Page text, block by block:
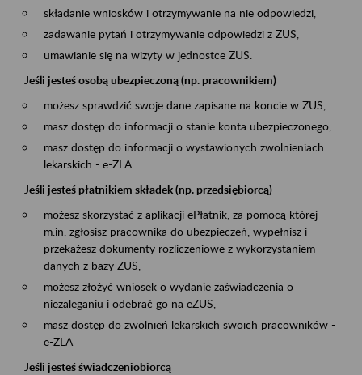
składanie wniosków i otrzymywanie na nie odpowiedzi,
zadawanie pytań i otrzymywanie odpowiedzi z ZUS,
umawianie się na wizyty w jednostce ZUS.
Jeśli jesteś osobą ubezpieczoną (np. pracownikiem)
możesz sprawdzić swoje dane zapisane na koncie w ZUS,
masz dostęp do informacji o stanie konta ubezpieczonego,
masz dostęp do informacji o wystawionych zwolnieniach
lekarskich - e-ZLA
Jeśli jesteś płatnikiem składek (np. przedsiębiorcą)
możesz skorzystać z aplikacji ePłatnik, za pomocą której
m.in. zgłosisz pracownika do ubezpieczeń, wypełnisz i
przekażesz dokumenty rozliczeniowe z wykorzystaniem
danych z bazy ZUS,
możesz złożyć wniosek o wydanie zaświadczenia o
niezaleganiu i odebrać go na eZUS,
masz dostęp do zwolnień lekarskich swoich pracowników -
e-ZLA
Jeśli jesteś świadczeniobiorcą